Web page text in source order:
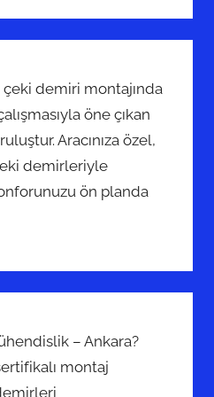
demiri montajında
öne çıkan
Aracınıza özel,
demirleriyle
ön planda
– Ankara?
montaj